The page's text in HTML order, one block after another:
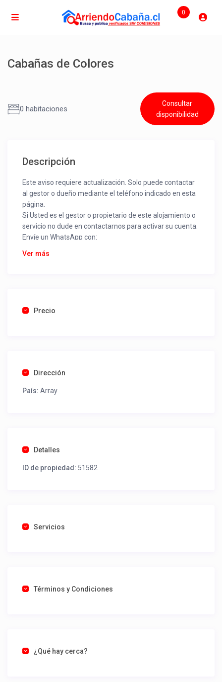
0
Cabañas de Colores
0 habitaciones
Consultar
disponibilidad
Descripción
Este aviso requiere actualización. Solo puede contactar
al gestor o dueño mediante el teléfono indicado en esta
página.
Si Usted es el gestor o propietario de este alojamiento o
servicio no dude en contactarnos para activar su cuenta.
Envíe un WhatsApp con:
Nombre alojamiento o servicio
Una foto de cuenta de luz o agua o gas que acredite
como un profesional sin COMISIONES ni ESTAFAS.
Tel contacto propiedad:
Ver más
Precio
Dirección
País: Array
Detalles
ID de propiedad: 51582
Servicios
Términos y Condiciones
¿Qué hay cerca?